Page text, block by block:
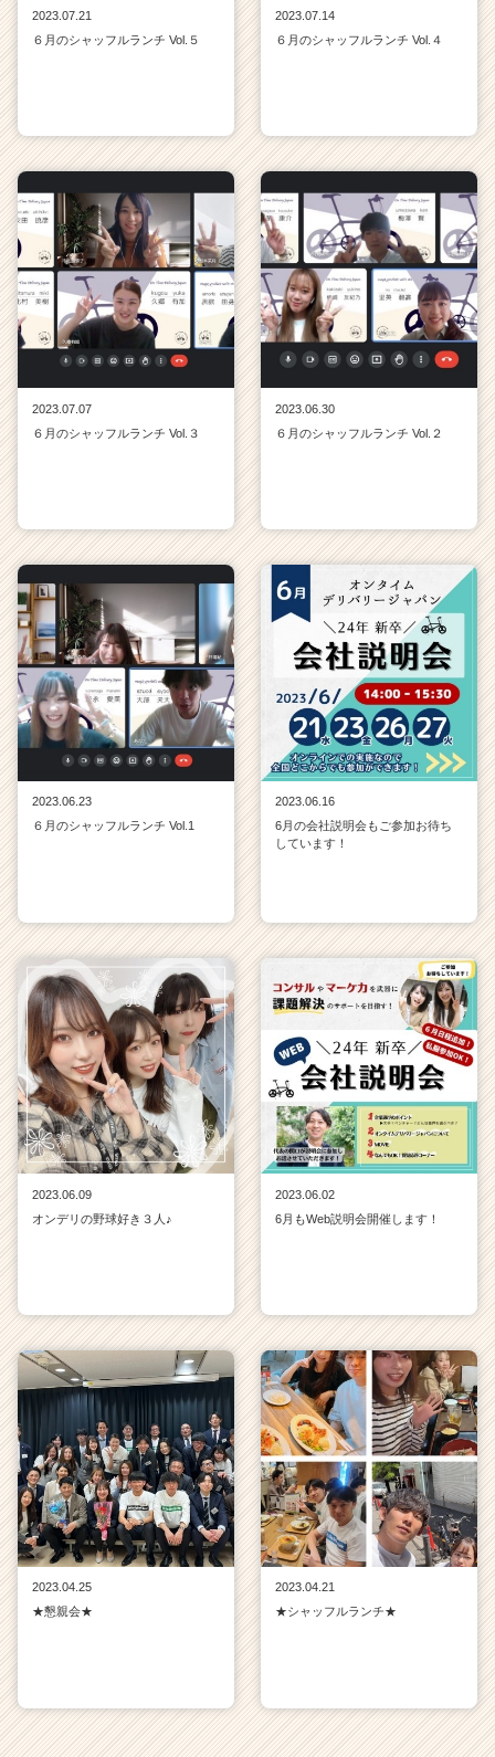
2023.07.21
６月のシャッフルランチ Vol.５
2023.07.14
６月のシャッフルランチ Vol.４
2023.07.07
６月のシャッフルランチ Vol.３
2023.06.30
６月のシャッフルランチ Vol.２
2023.06.23
６月のシャッフルランチ Vol.1
2023.06.16
6月の会社説明会もご参加お待ち
しています！
2023.06.09
オンデリの野球好き３人♪
2023.06.02
6月もWeb説明会開催します！
2023.04.25
★懇親会★
2023.04.21
★シャッフルランチ★